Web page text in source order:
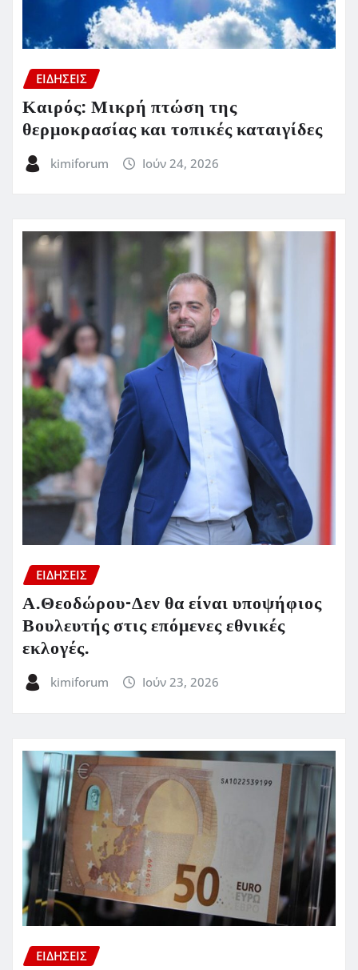
ΕΙΔΗΣΕΙΣ
Καιρός: Μικρή πτώση της
θερμοκρασίας και τοπικές καταιγίδες
kimiforum Ιούν 24, 2026
ΕΙΔΗΣΕΙΣ
Α.Θεοδώρου-Δεν θα είναι υποψήφιος
Βουλευτής στις επόμενες εθνικές
εκλογές.
kimiforum Ιούν 23, 2026
ΕΙΔΗΣΕΙΣ